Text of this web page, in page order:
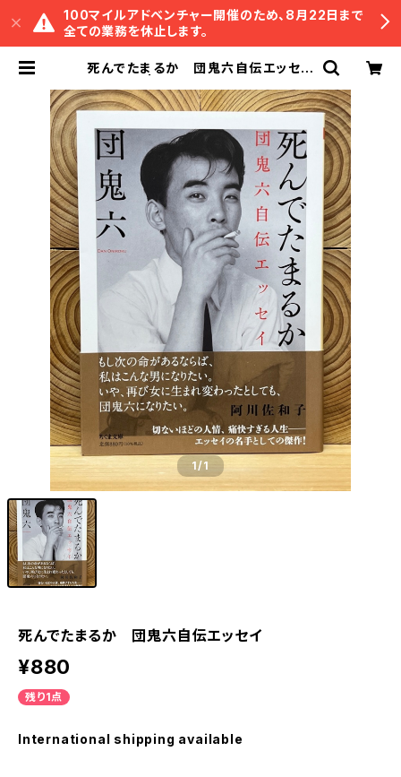
100マイルアドベンチャー開催のため、8月22日まで
全ての業務を休止します。
死んでたまるか 団鬼六自伝エッセイ
1/1
死んでたまるか 団鬼六自伝エッセイ
¥880
残り1点
International shipping available